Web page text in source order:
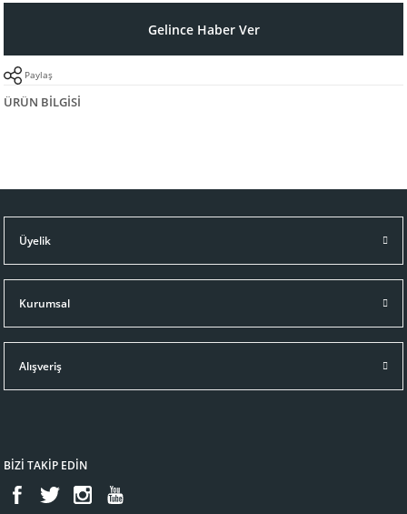
Gelince Haber Ver
Paylaş
ÜRÜN BILGISI
Üyelik
Kurumsal
Alışveriş
BİZİ TAKİP EDİN